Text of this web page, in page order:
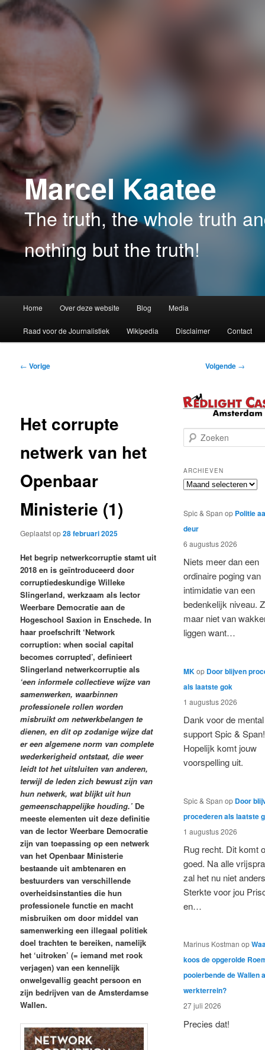
Spring
Marcel Kaatee
The truth, the whole truth
nothing but the truth!
Home Over deze website Blog Media
Raad voor de Journalistiek Wikipedia Disclaimer Contact
Bericht
← Vorige Volgende →
Het corrupte
netwerk van het
Openbaar
Ministerie (1)
Geplaatst op28 februari 2025
Het begrip netwerkcorruptie stamt uit
2018 en is geïntroduceerd door
corruptiedeskundige Willeke
Slingerland, werkzaam als lector
Weerbare Democratie aan de
Hogeschool Saxion in Enschede. In
haar proefschrift ‘Network
corruption: when social capital
becomes corrupted’, definieert
Slingerland netwerkcorruptie als
‘een informele collectieve wijze van
samenwerken, waarbinnen
professionele rollen worden
misbruikt om netwerkbelangen te
dienen, en dit op zodanige wijze dat
er een algemene norm van complete
wederkerigheid ontstaat, die weer
leidt tot het uitsluiten van anderen,
terwijl de leden zich bewust zijn van
hun netwerk, wat blijkt uit hun
gemeenschappelijke houding.’ De
meeste elementen uit deze definitie
van de lector Weerbare Democratie
zijn van toepassing op een netwerk
van het Openbaar Ministerie
bestaande uit ambtenaren en
bestuurders van verschillende
overheidsinstanties die hun
professionele functie en macht
misbruiken om door middel van
samenwerking een illegaal politiek
doel trachten te bereiken, namelijk
het ‘uitroken’ (= iemand met rook
verjagen) van een kennelijk
onwelgevallig geacht persoon en
zijn bedrijven van de Amsterdamse
Wallen.
o
k
e
n
ARCHIEVEN
Archieven
Spic & Span op Politie
deur
6 augustus 2026
Niets meer dan een
ordinaire poging van
intimidatie van een
bedenkelijk niveau.
maar niet van
liggen want…
MKop Door blijven
als laatste gok
1 augustus 2026
Dank voor de mental
support Spic & Span!
Hopelijk komt jouw
voorspelling uit.
Spic & Span op Door
procederen als laatste
1 augustus 2026
Rug recht. Dit komt
goed. Na alle
zal het nu niet
Sterkte voor jou
en…
Marinus Kostman op
koos de opgerolde
pooierbende de Wallen
werkterrein?
27 juli 2026
Precies dat!